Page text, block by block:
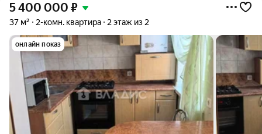
5 400 000 ₽
37 м² 2-комн. квартира 2 этаж из 2
онлайн показ